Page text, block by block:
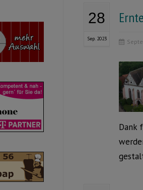
28
Sep. 2023
Dank